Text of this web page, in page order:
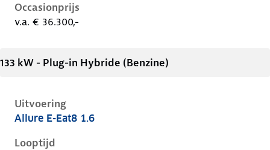
Occasionprijs
v.a. € 36.300,-
133 kW - Plug-in Hybride (Benzine)
Uitvoering
Peugeot 408 i, 1.6, 133 kW, Plug-in Hybride
Allure E-Eat8 1.6
Looptijd